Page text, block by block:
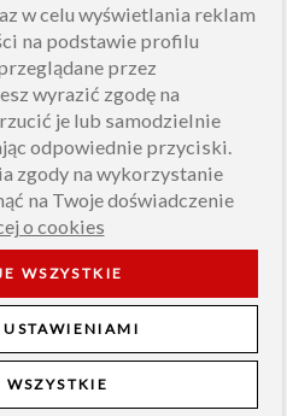
INFORMACJE
O NAS
PRODUCENT CHOINEK
JAKOŚĆ ROYAL
w celu wyświetlania reklam
na podstawie profilu
przez
wyrazić zgodę na
je lub samodzielnie
odpowiednie przyciski.
zgody na wykorzystanie
na Twoje doświadczenie
o cookies
WSZYSTKIE
WSZYSTKIE